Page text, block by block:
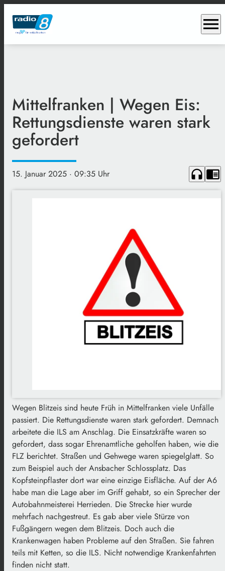
menu
Mittelfranken | Wegen Eis:
Rettungsdienste waren stark
gefordert
15. Januar 2025 · 09:35 Uhr headphones chrome_reader_mode
Wegen Blitzeis sind heute Früh in Mittelfranken viele Unfälle
passiert. Die Rettungsdienste waren stark gefordert. Demnach
arbeitete die ILS am Anschlag. Die Einsatzkräfte waren so
gefordert, dass sogar Ehrenamtliche geholfen haben, wie die
FLZ berichtet. Straßen und Gehwege waren spiegelglatt. So
zum Beispiel auch der Ansbacher Schlossplatz. Das
Kopfsteinpflaster dort war eine einzige Eisfläche. Auf der A6
habe man die Lage aber im Griff gehabt, so ein Sprecher der
Autobahnmeisterei Herrieden. Die Strecke hier wurde
mehrfach nachgestreut. Es gab aber viele Stürze von
Fußgängern wegen dem Blitzeis. Doch auch die
Krankenwagen haben Probleme auf den Straßen. Sie fahren
teils mit Ketten, so die ILS. Nicht notwendige Krankenfahrten
finden nicht statt.